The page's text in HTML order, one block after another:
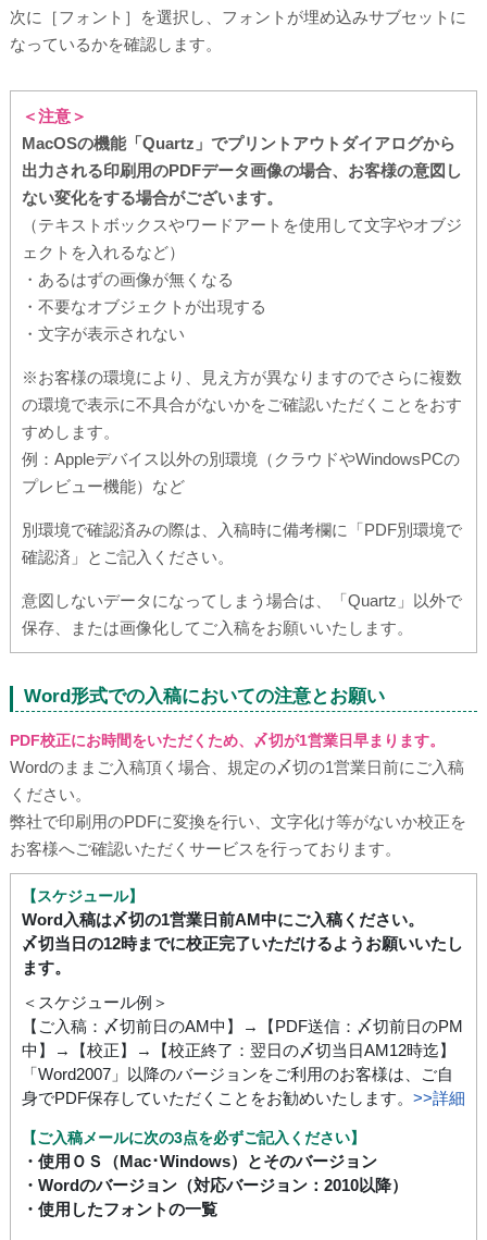
次に［フォント］を選択し、フォントが埋め込みサブセットに
なっているかを確認します。
＜注意＞
MacOSの機能「Quartz」でプリントアウトダイアログから
出力される印刷用のPDFデータ画像の場合、お客様の意図し
ない変化をする場合がございます。
（テキストボックスやワードアートを使用して文字やオブジ
ェクトを入れるなど）
・あるはずの画像が無くなる
・不要なオブジェクトが出現する
・文字が表示されない
※お客様の環境により、見え方が異なりますのでさらに複数
の環境で表示に不具合がないかをご確認いただくことをおす
すめします。
例：Appleデバイス以外の別環境（クラウドやWindowsPCの
プレビュー機能）など
別環境で確認済みの際は、入稿時に備考欄に「PDF別環境で
確認済」とご記入ください。
意図しないデータになってしまう場合は、「Quartz」以外で
保存、または画像化してご入稿をお願いいたします。
Word形式での入稿においての注意とお願い
PDF校正にお時間をいただくため、〆切が1営業日早まります。
Wordのままご入稿頂く場合、規定の〆切の1営業日前にご入稿
ください。
弊社で印刷用のPDFに変換を行い、文字化け等がないか校正を
お客様へご確認いただくサービスを行っております。
【スケジュール】
Word入稿は〆切の1営業日前AM中にご入稿ください。
〆切当日の12時までに校正完了いただけるようお願いいたし
ます。
＜スケジュール例＞
【ご入稿：〆切前日のAM中】→【PDF送信：〆切前日のPM
中】→【校正】→【校正終了：翌日の〆切当日AM12時迄】
「Word2007」以降のバージョンをご利用のお客様は、ご自
身でPDF保存していただくことをお勧めいたします。 >>詳細
【ご入稿メールに次の3点を必ずご記入ください】
・使用ＯＳ（Mac･Windows）とそのバージョン
・Wordのバージョン（対応バージョン：2010以降）
・使用したフォントの一覧